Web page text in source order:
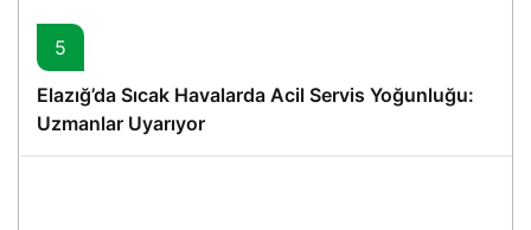
5
Elazığ’da Sıcak Havalarda Acil Servis Yoğunluğu:
Uzmanlar Uyarıyor